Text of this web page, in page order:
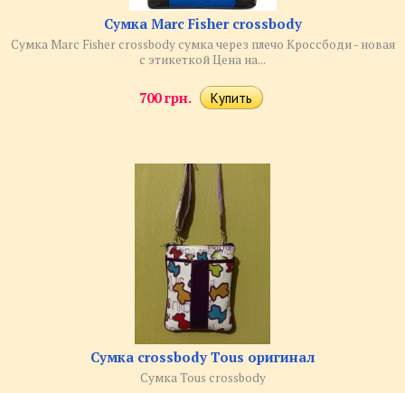
Сумка Marc Fisher crossbody
Сумка Marc Fisher crossbody сумка через плечо Кроссбоди - новая
с этикеткой Цена на...
700 грн.
Сумка crossbody Tous оригинал
Сумка Tous crossbody